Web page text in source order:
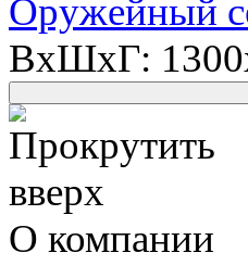
Оружейный
ВхШхГ:
О компании